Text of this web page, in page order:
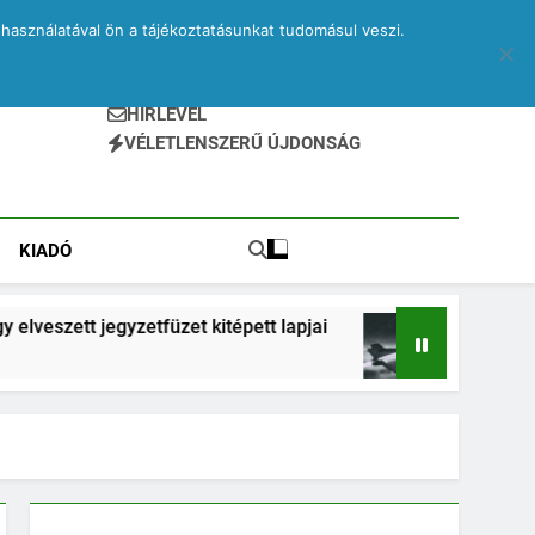
HÍRLEVÉL
VÉLETLENSZERŰ ÚJDONSÁG
KIADÓ
kitépett lapjai
2 Hónap Ezelőtt
ön a tájékoztatásunkat tudomásul veszi.